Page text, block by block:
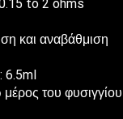
0.15 to 2 ohms
και αναβάθμιση
6.5ml
του φυσιγγίου